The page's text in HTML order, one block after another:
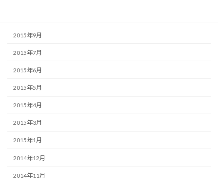
2015年9月
2015年7月
2015年6月
2015年5月
2015年4月
2015年3月
2015年1月
2014年12月
2014年11月